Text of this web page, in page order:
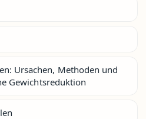
Ursachen, Methoden und
Gewichtsreduktion